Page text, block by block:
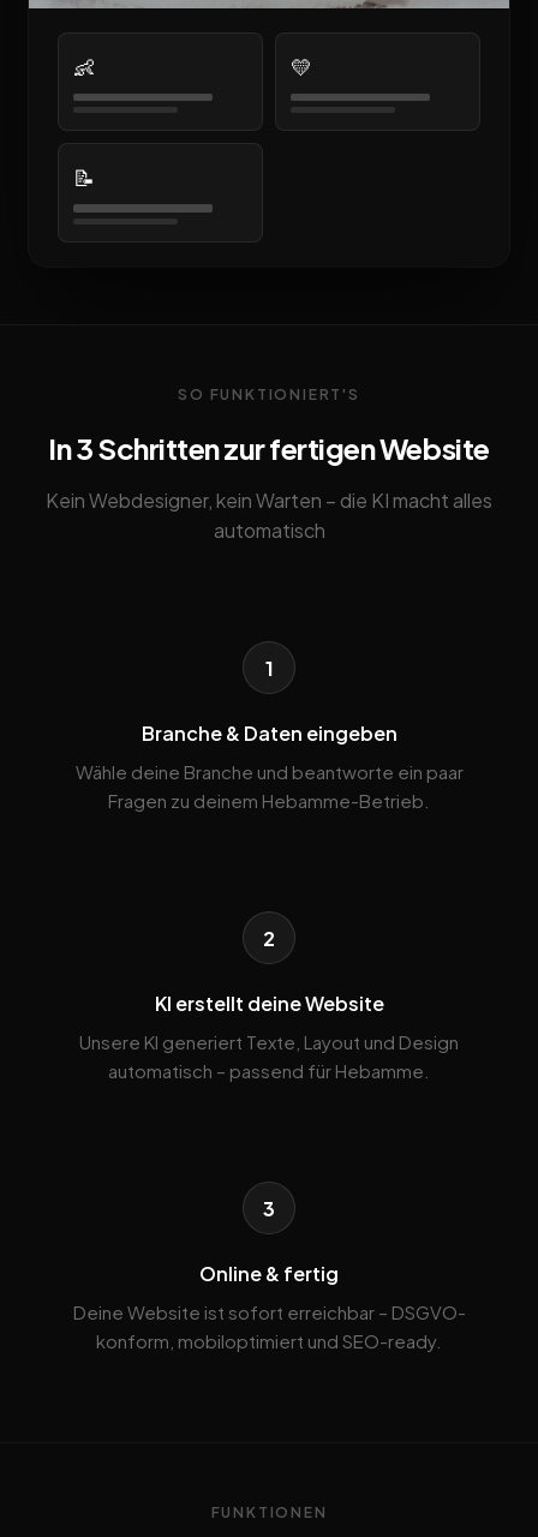
👶 💛
📝
SO FUNKTIONIERT'S
In 3 Schritten zur fertigen Website
Kein Webdesigner, kein Warten – die KI macht alles
automatisch
1
Branche & Daten eingeben
Wähle deine Branche und beantworte ein paar
Fragen zu deinem Hebamme-Betrieb.
2
KI erstellt deine Website
Unsere KI generiert Texte, Layout und Design
automatisch – passend für Hebamme.
3
Online & fertig
Deine Website ist sofort erreichbar – DSGVO-
konform, mobiloptimiert und SEO-ready.
FUNKTIONEN